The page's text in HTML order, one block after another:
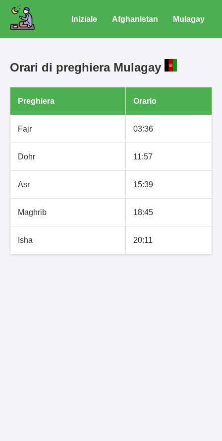
Iniziale Afghanistan Mulagay
Orari di preghiera Mulagay
Preghiera Orario
Fajr 03:36
Dohr 11:57
Asr 15:39
Maghrib 18:45
Isha 20:11